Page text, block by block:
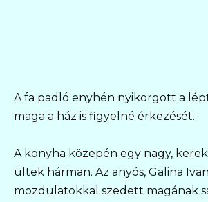
A fa padló enyhén nyikorgott a
maga a ház is figyelné érkezését.
A konyha közepén egy nagy,
ültek hárman. Az anyós, Galina
mozdulatokkal szedett magának